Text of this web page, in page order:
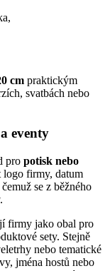
cm praktickým
svatbách nebo
eventy
pro potisk nebo
logo firmy, datum
se z běžného
firmy jako obal pro
sety. Stejně
nebo tematické
jména hostů nebo